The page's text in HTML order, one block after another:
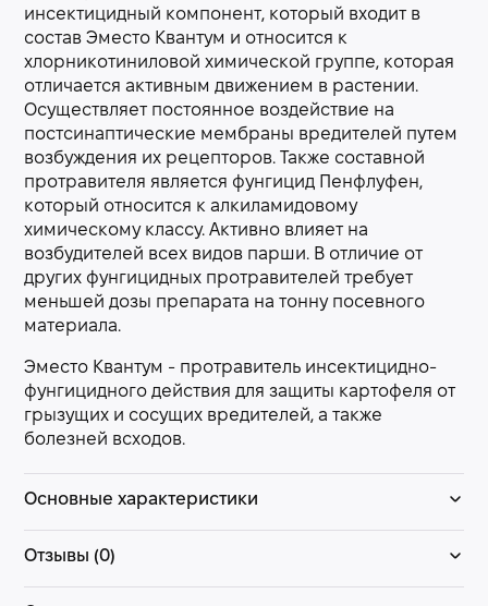
инсектицидный компонент, который входит в
состав Эместо Квантум и относится к
хлорникотиниловой химической группе, которая
отличается активным движением в растении.
Осуществляет постоянное воздействие на
постсинаптические мембраны вредителей путем
возбуждения их рецепторов. Также составной
протравителя является фунгицид Пенфлуфен,
который относится к алкиламидовому
химическому классу. Активно влияет на
возбудителей всех видов парши. В отличие от
других фунгицидных протравителей требует
меньшей дозы препарата на тонну посевного
материала.
Эместо Квантум - протравитель инсектицидно-
фунгицидного действия для защиты картофеля от
грызущих и сосущих вредителей, а также
болезней всходов.
Основные характеристики
Отзывы (0)